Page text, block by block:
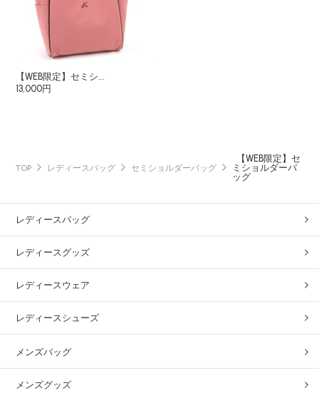
【WEB限定】セミシ...
13,000円
TOP レディースバッグ セミショルダーバッグ
【WEB限定】セ
ミショルダーバ
ッグ
レディースバッグ
レディースグッズ
レディースウェア
レディースシューズ
メンズバッグ
メンズグッズ